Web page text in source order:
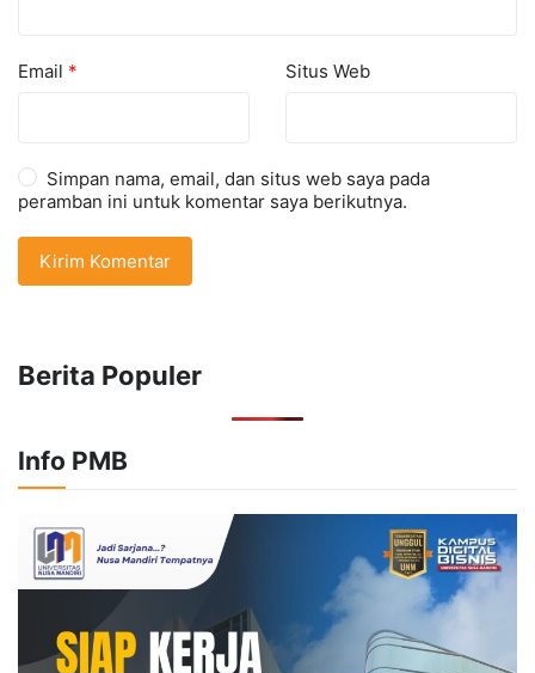
Email * Situs Web
Simpan nama, email, dan situs web saya pada
peramban ini untuk komentar saya berikutnya.
Berita Populer
Info PMB